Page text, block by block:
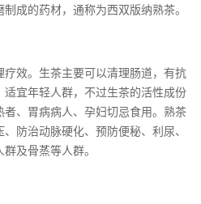
成的药材，通称为西双版纳熟茶。
效。生茶主要可以清理肠道，有抗
宜年轻人群，不过生茶的活性成份
、胃病病人、孕妇切忌食用。熟茶
防治动脉硬化、预防便秘、利尿、
及骨蒸等人群。